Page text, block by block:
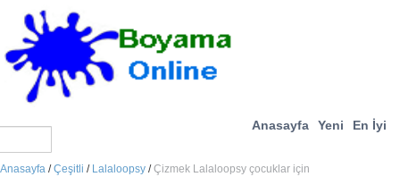
Anasayfa Yeni En İyi
Anasayfa /Çeşitli / Lalaloopsy /Çizmek Lalaloopsy çocuklar için